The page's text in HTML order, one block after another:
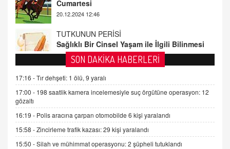
TUTKUNUN PERİSİ
Sağlıklı Bir Cinsel Yaşam ile İlgili Bilinmesi
08.11.2024 13:16
FARUK ÖNALAN
Tezkere Onaylanmasaydı…
2 Kasım 2021 Salı 00:11
AV. DOĞAN CAN DOĞAN
Kişisel verilerin korunması ve dijital hukukun
gelişimi
15.09.2025 16:17
SON DAKİKA HABERLERİ
17:16 -Tır dehşeti: 1 ölü, 9 yaralı
17:00 - 198 saatlik kamera incelemesiyle suç örgütüne operasyon: 12
gözaltı
16:19 - Polis aracına çarpan otomobilde 6 kişi yaralandı
15:58 -Zincirleme trafik kazası: 29 kişi yaralandı
15:50 -Silah ve mühimmat operasyonu: 2 şüpheli tutuklandı